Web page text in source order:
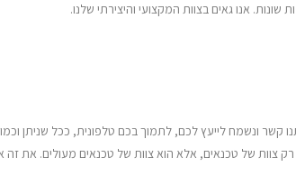
אנו גאים בצוות המקצועי והיצירתי שלנו.
ונשמח לייעץ לכם, לתמוך בכם טלפונית, ככל שניתן
של טכנאים, אלא הוא צוות של טכנאים מעולים. את זה